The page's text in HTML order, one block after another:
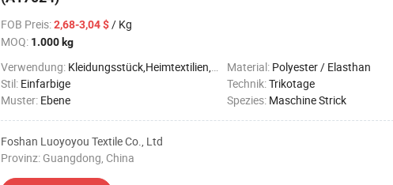
FOB Preis:2,68-3,04 $/ Kg
MOQ: 1.000 kg
Verwendung: Kleidungsstück,Heimtextilien,Dekoration Material: Polyester / Elasthan
Stil: Einfarbige Technik:Trikotage
Muster: Ebene Spezies: Maschine Strick
Foshan Luoyoyou Textile Co., Ltd
Provinz: Guangdong, China